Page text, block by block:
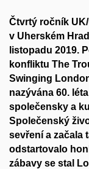
Čtvrtý ročník
v Uherském
listopadu 2019.
konfliktu The
Swinging
nazývána 60.
společensky a
Společenský
sevření a začala
odstartovalo
zábavy se stal